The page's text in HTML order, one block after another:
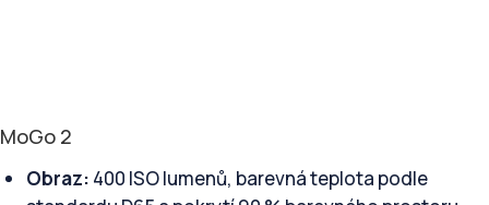
MoGo 2
Obraz: 400 ISO lumenů, barevná teplota podle